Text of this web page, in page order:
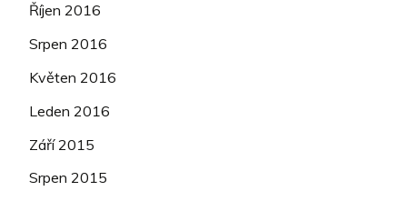
Říjen 2016
Srpen 2016
Květen 2016
Leden 2016
Září 2015
Srpen 2015